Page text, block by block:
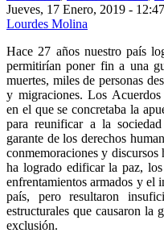
Jueves, 17 Enero, 2019 - 12:47
Lourdes Molina
Hace 27 años nuestro país
permitirían poner fin a una
muertes, miles de personas
y migraciones. Los
en el que se concretaba la
para reunificar a la
garante de los derechos
conmemoraciones y
ha logrado edificar la paz,
enfrentamientos armados y el
país, pero resultaron
estructurales que causaron la
exclusión.